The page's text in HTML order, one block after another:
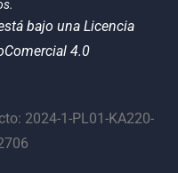
bajo una Licencia
4.0
2024-1-PL01-KA220-